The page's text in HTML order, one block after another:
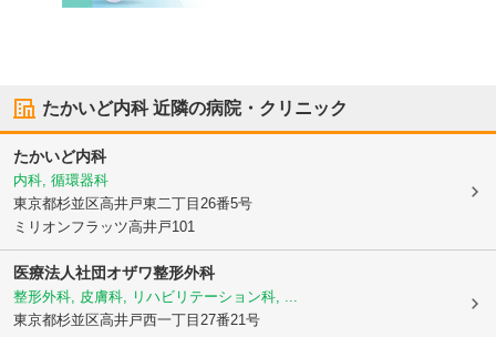
たかいど内科近隣の病院・クリニック
たかいど内科
内科, 循環器科
東京都杉並区高井戸東二丁目26番5号
ミリオンフラッツ高井戸101
医療法人社団オザワ整形外科
整形外科, 皮膚科, リハビリテーション科, ...
東京都杉並区高井戸西一丁目27番21号